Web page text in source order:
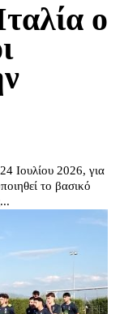
ο
Ιουλίου 2026, για
το βασικό